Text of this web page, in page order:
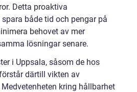
Detta proaktiva
både tid och pengar på
behovet av mer
lösningar senare.
i Uppsala, såsom de hos
därtill vikten av
kring hållbarhet